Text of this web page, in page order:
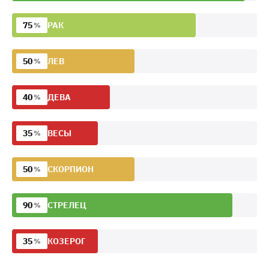
75% РАК
50% ЛЕВ
40% ДЕВА
35% ВЕСЫ
50% СКОРПИОН
90% СТРЕЛЕЦ
35% КОЗЕРОГ